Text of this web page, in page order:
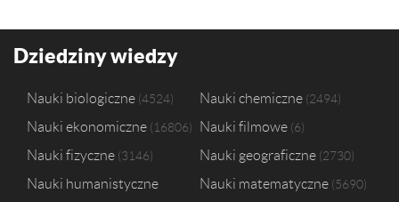
Dziedziny wiedzy
Nauki biologiczne 4524 Nauki chemiczne 2494
Nauki ekonomiczne 16806 Nauki filmowe 6
Nauki fizyczne 3146 Nauki geograficzne 2730
Nauki humanistyczne Nauki matematyczne 5690